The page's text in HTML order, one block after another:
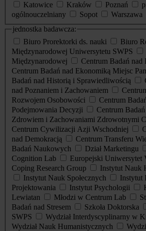
Katowice
Kraków Poznań
ogólnouczelniany
Sopot Warszawa
jednostka badawcza:
Biuro Prorektorki ds. nauki
Biuro
Międzynarodowej Uniwersytetu SWPS
Międzynarodowej
Centrum Badań
Centrum Badań nad Ekonomiką Miejsc
Badań nad Historią i Sprawiedliwością
nad Poznaniem i Zachowaniem
Rozwojem Osobowości
Centrum
Podejmowania Decyzji
Centrum
Zdrowiem i Zachowaniami Zdrowotnymi
Centrum Cywilizacji Azji Wschodniej
nad Demokracją
Centrum Transferu
Badań Naukowych
Dział Marketingu
Cognition Lab
Europejski Uniwersytet
Coping Research Group
Instytut Nauk
Instytut Nauk Społecznych
Instytut
Projektowania
Instytut Psychologii
Lewiatan
Młodzi w Centrum Lab
Badań nad Stresem
Szkoła Doktorska
SWPS
Wydział Interdyscyplinarny w
Wydział Nauk Humanistycznych